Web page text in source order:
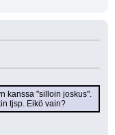
kanssa "silloin joskus".
tjsp. Eikö vain?